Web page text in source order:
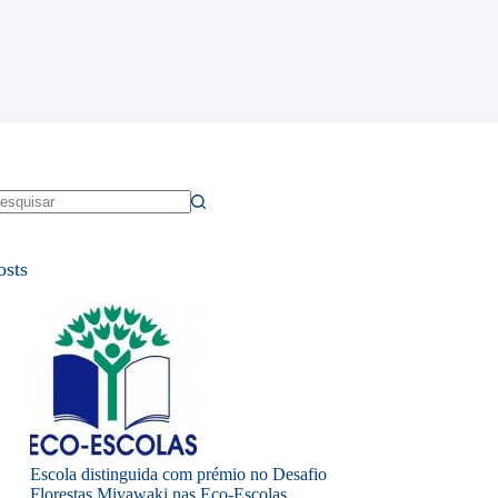
Escola distinguida com prémio no Desafio